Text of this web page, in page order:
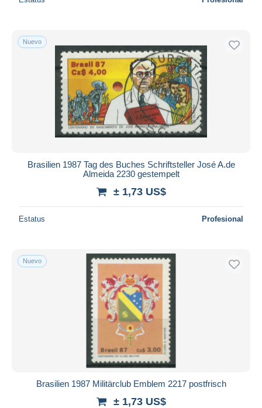
Nuevo
Brasilien 1987 Tag des Buches Schriftsteller José A.de
Almeida 2230 gestempelt
± 1,73 US$
Estatus Profesional
Nuevo
Brasilien 1987 Militärclub Emblem 2217 postfrisch
± 1,73 US$